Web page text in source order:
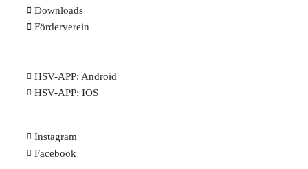
Downloads
Förderverein
HSV-APP: Android
HSV-APP: IOS
Instagram
Facebook